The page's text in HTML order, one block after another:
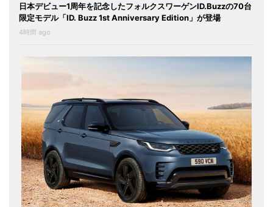
日本デビュー1周年を記念したフォルクスワーゲンID.Buzzの70台
限定モデル「ID. Buzz 1st Anniversary Edition」が登場
4時間 ago